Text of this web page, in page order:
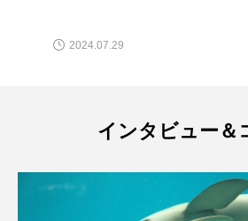
センニンガジ
タイドプール
タチウオ タ
2024.07.29
インタビュー＆